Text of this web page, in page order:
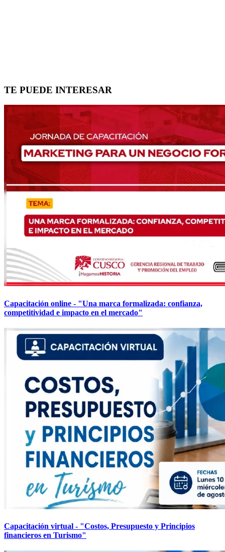
TE PUEDE INTERESAR
Capacitación online - "Una marca formalizada: confianza,
competitividad e impacto en el mercado"
Capacitación virtual - "Costos, Presupuesto y Principios
financieros en Turismo"